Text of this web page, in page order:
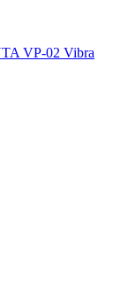
VP-02 Vibra